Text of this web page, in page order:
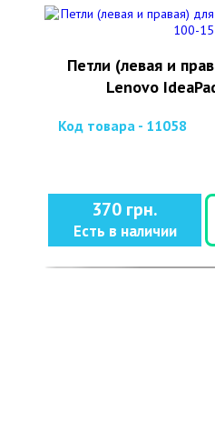
Петли (левая и
Lenovo
Код товара - 11058
370 грн.
Есть в наличии